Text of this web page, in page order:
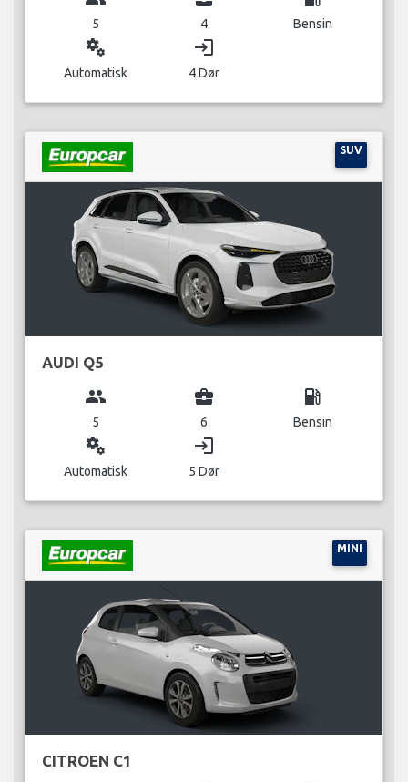
5 4 Bensin
miscellaneous_services
Automatisk
login
4 Dør
SUV
AUDI Q5
group
5
business_center
6
local_gas_station
Bensin
miscellaneous_services
Automatisk
login
5 Dør
MINI
CITROEN C1